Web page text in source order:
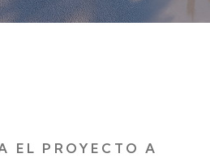
EL PROYECTO A